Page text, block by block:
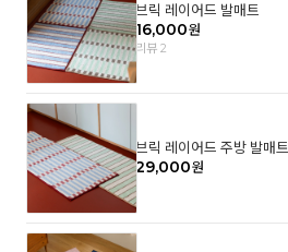
브릭 레이어드 발매트
16,000원
리뷰 2
브릭 레이어드 주방 발매트
29,000원